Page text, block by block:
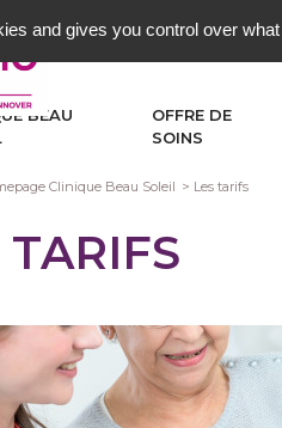
BEAU
OFFRE DE
SOINS
Clinique Beau Soleil Les tarifs
TARIFS
and gives you control over